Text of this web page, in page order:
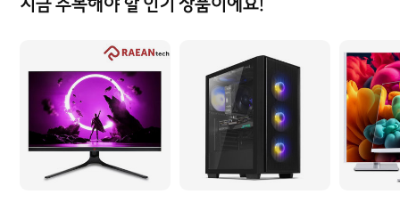
지금 주목해야 할 인기 상품이에요!